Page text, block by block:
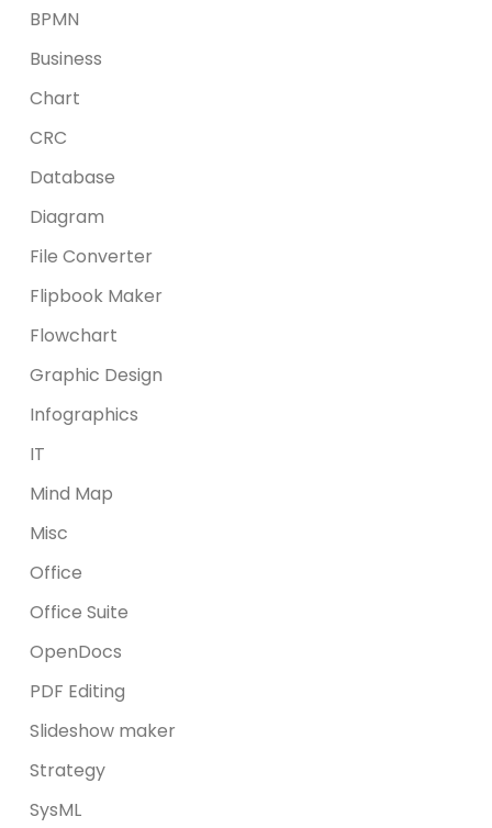
BPMN
Business
Chart
CRC
Database
Diagram
File Converter
Flipbook Maker
Flowchart
Graphic Design
Infographics
IT
Mind Map
Misc
Office
Office Suite
OpenDocs
PDF Editing
Slideshow maker
Strategy
SysML